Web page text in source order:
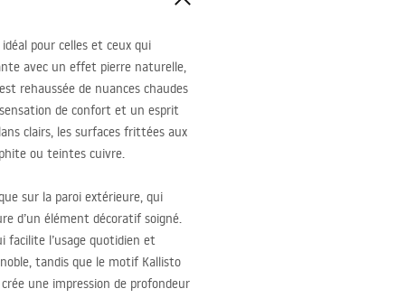
pour celles et ceux qui
avec un effet pierre naturelle,
rehaussée de nuances chaudes
de confort et un esprit
clairs, les surfaces frittées aux
ou teintes cuivre.
sur la paroi extérieure, qui
d’un élément décoratif soigné.
facilite l’usage quotidien et
tandis que le motif Kallisto
une impression de profondeur